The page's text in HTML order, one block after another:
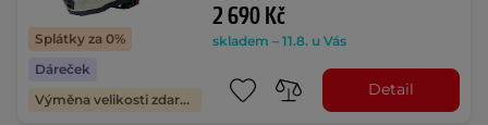
Splátky za 0%
Dáreček
Výměna velikosti zdarma
2 690 Kč
skladem – 11.8. u Vás
Detail